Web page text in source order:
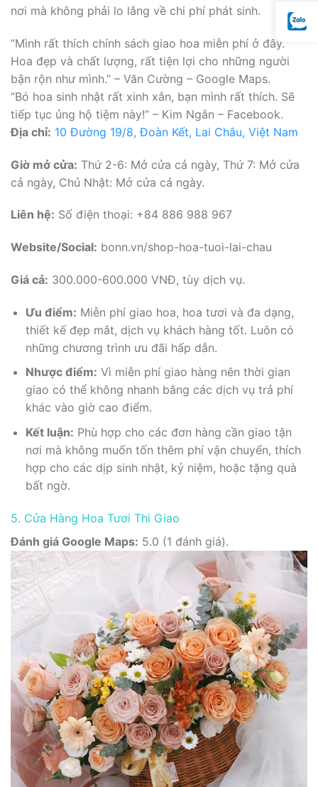
nơi mà không phải lo lắng về chi phí phát sinh.
“Mình rất thích chính sách giao hoa miễn phí ở đây.
Hoa đẹp và chất lượng, rất tiện lợi cho những người
bận rộn như mình.” – Văn Cường – Google Maps.
“Bó hoa sinh nhật rất xinh xắn, bạn mình rất thích. Sẽ
tiếp tục ủng hộ tiệm này!” – Kim Ngân – Facebook.
Địa chỉ: 10 Đường 19/8, Đoàn Kết, Lai Châu, Việt Nam
Giờ mở cửa: Thứ 2-6: Mở cửa cả ngày, Thứ 7: Mở cửa
cả ngày, Chủ Nhật: Mở cửa cả ngày.
Liên hệ: Số điện thoại: +84 886 988 967
Website/Social: bonn.vn/shop-hoa-tuoi-lai-chau
Giá cả: 300.000-600.000 VNĐ, tùy dịch vụ.
Ưu điểm: Miễn phí giao hoa, hoa tươi và đa dạng,
thiết kế đẹp mắt, dịch vụ khách hàng tốt. Luôn có
những chương trình ưu đãi hấp dẫn.
Nhược điểm: Vì miễn phí giao hàng nên thời gian
giao có thể không nhanh bằng các dịch vụ trả phí
khác vào giờ cao điểm.
Kết luận: Phù hợp cho các đơn hàng cần giao tận
nơi mà không muốn tốn thêm phí vận chuyển, thích
hợp cho các dịp sinh nhật, kỷ niệm, hoặc tặng quà
bất ngờ.
5. Cửa Hàng Hoa Tươi Thi Giao
Đánh giá Google Maps: 5.0 (1 đánh giá).